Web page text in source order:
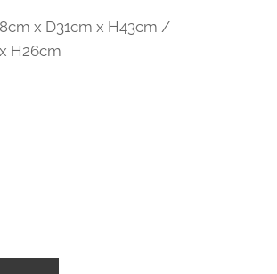
x D31cm x H43cm /
H26cm